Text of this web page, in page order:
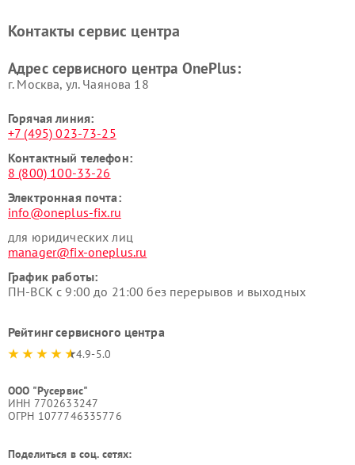
Контакты сервис центра
Адрес сервисного центра OnePlus:
г. Москва, ул. Чаянова 18
Горячая линия:
+7 (495) 023-73-25
Контактный телефон:
8 (800) 100-33-26
Электронная почта:
info@oneplus-fix.ru
для юридических лиц
manager@fix-oneplus.ru
График работы:
ПН-ВСК с 9:00 до 21:00 без перерывов и выходных
Рейтинг сервисного центра
4.9-5.0
ООО "Русервис"
ИНН 7702633247
ОГРН 1077746335776
Поделиться в соц. сетях: